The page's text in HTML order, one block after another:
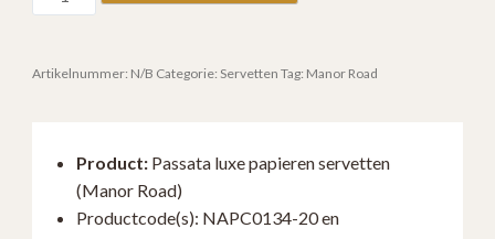
luxe
servetten
cocktail
Artikelnummer: N/B Categorie: Servetten Tag: Manor Road
Product: Passata luxe papieren servetten
(Manor Road)
Productcode(s): NAPC0134-20 en